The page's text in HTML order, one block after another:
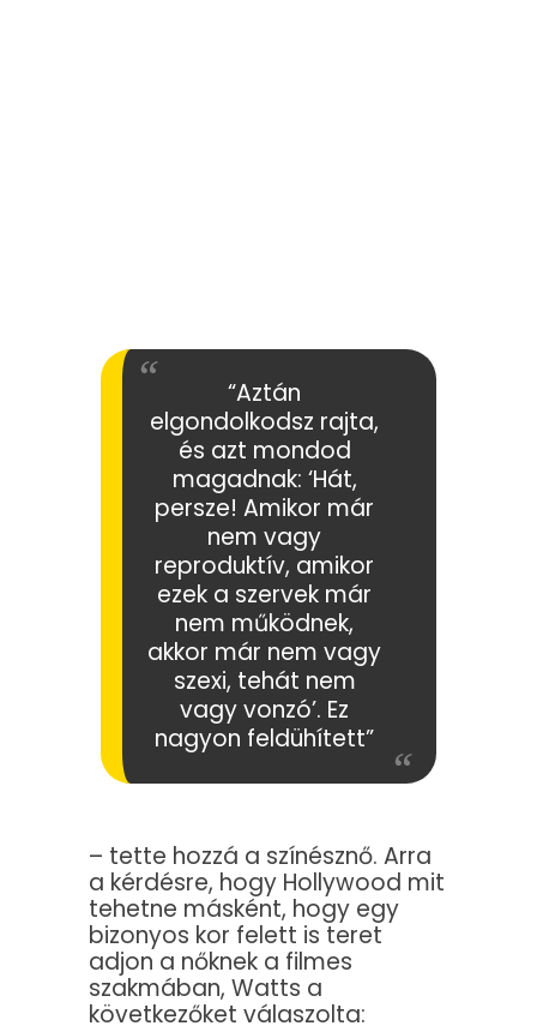
“Aztán
elgondolkodsz rajta,
és azt mondod
magadnak: ‘Hát,
persze! Amikor már
nem vagy
reproduktív, amikor
ezek a szervek már
nem működnek,
akkor már nem vagy
szexi, tehát nem
vagy vonzó’. Ez
nagyon feldühített”
– tette hozzá a színésznő. Arra
a kérdésre, hogy Hollywood mit
tehetne másként, hogy egy
bizonyos kor felett is teret
adjon a nőknek a filmes
szakmában, Watts a
következőket válaszolta: